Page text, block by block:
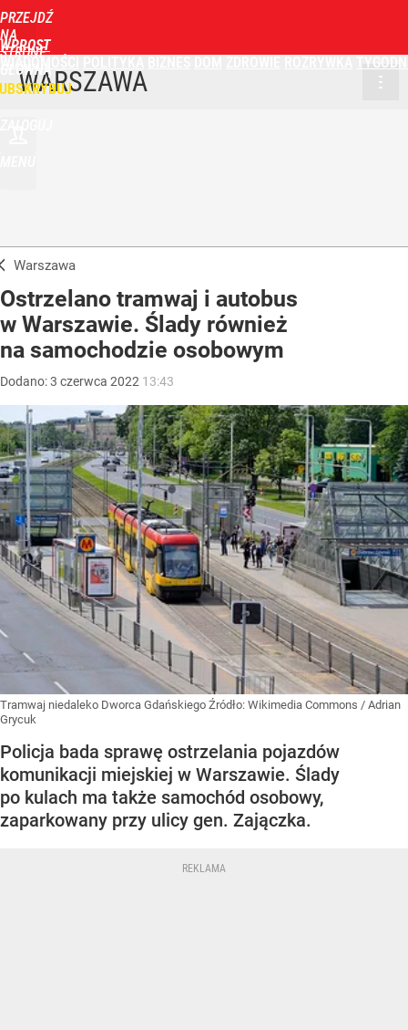
PRZEJDŹ
NA
STRONĘ
GŁÓWNĄ
WPROST
WARSZAWA
Warszawa
Ostrzelano tramwaj i autobus
w Warszawie. Ślady również
na samochodzie osobowym
Dodano:3 czerwca 2022 13:43
Tramwaj niedaleko Dworca Gdańskiego Źródło: Wikimedia Commons / Adrian
Grycuk
Policja bada sprawę ostrzelania pojazdów
komunikacji miejskiej w Warszawie. Ślady
po kulach ma także samochód osobowy,
zaparkowany przy ulicy gen. Zajączka.